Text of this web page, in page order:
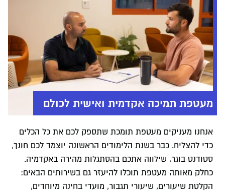
מעטפת תמיכה אקדמית ואישית לכולם
אנחנו מעניקים מעטפת תומכת שתספק לכם את כל הכלים
כדי להצליח. כבר בשנת הלימודים הראשונה יוצמד לכם חונך,
סטודנט בוגר, שילווה אתכם בהסתגלות מהירה באקדמיה.
כחלק מאותה מעטפת תוכלו להיעזר גם בשירותים הבאים:
הקלטת שיעורים, שיעורי תגבור, מועדי בחינה מיוחדים,